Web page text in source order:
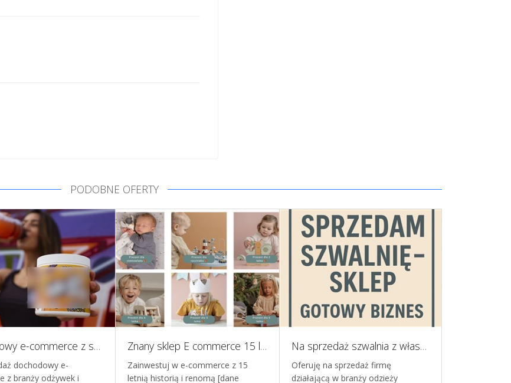
PODOBNE OFERTY
Dochodowy e-commerce z suplementami diety na sprzedaż - dystrybucja w Skandynawii
dochodowy e-
z branży odżywek i
Znany sklep E commerce 15 lat na rynku - artykuły dla dzieci i niemowląt/zabawki
Zainwestuj w e-commerce z 15
letnią historią i renomą [dane
Na sprzedaż szwalnia z własnym sklepem stacjonarnym, Szczecin
Oferuję na sprzedaż firmę
działającą w branży odzieży